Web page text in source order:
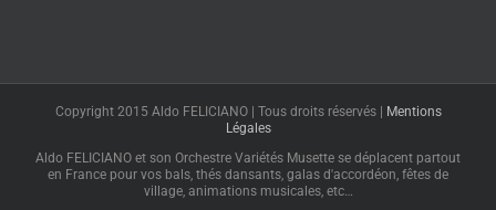
Copyright 2015 Aldo FELICIANO | Tous droits réservés |
Mentions
Légales
Aldo FELICIANO et son Orchestre Variétés Musette se déplacent partout
en France pour vos bals, thés dansants, galas d'accordéon, fêtes de
village, animations musicales, etc…